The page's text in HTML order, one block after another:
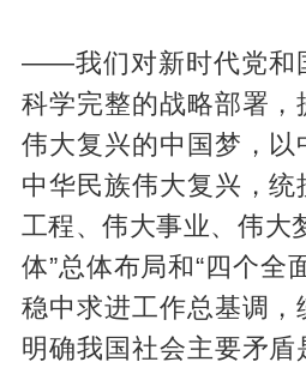
——我们对新时代党和
科学完整的战略部署，
伟大复兴的中国梦，以
中华民族伟大复兴，
工程、伟大事业、伟大
体”总体布局和“四个全
稳中求进工作总基调，
明确我国社会主要矛盾